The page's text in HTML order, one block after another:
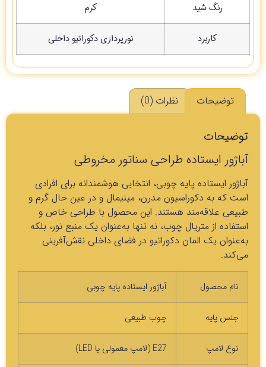
رنگ شید کرم
کاربرد نورپردازی دکوراتیو داخلی
توضیحات نظرات (0)
توضیحات
آباژور ایستاده طراحی سناتور مخروطی
آباژور ایستاده پایه چوبی، انتخابی هوشمندانه برای افرادی
است که به دکوراسیون مدرن، مینیمال و در عین حال گرم و
طبیعی علاقه‌مند هستند. این محصول با طراحی خاص و
استفاده از متریال چوب، نه تنها به‌عنوان یک منبع نور، بلکه
به‌عنوان یک المان دکوراتیو در فضای داخلی نقش‌آفرینی
می‌کند.
نام محصول آباژور ایستاده پایه چوبی
جنس پایه چوب طبیعی
نوع لامپ E27 (لامپ معمولی یا LED)